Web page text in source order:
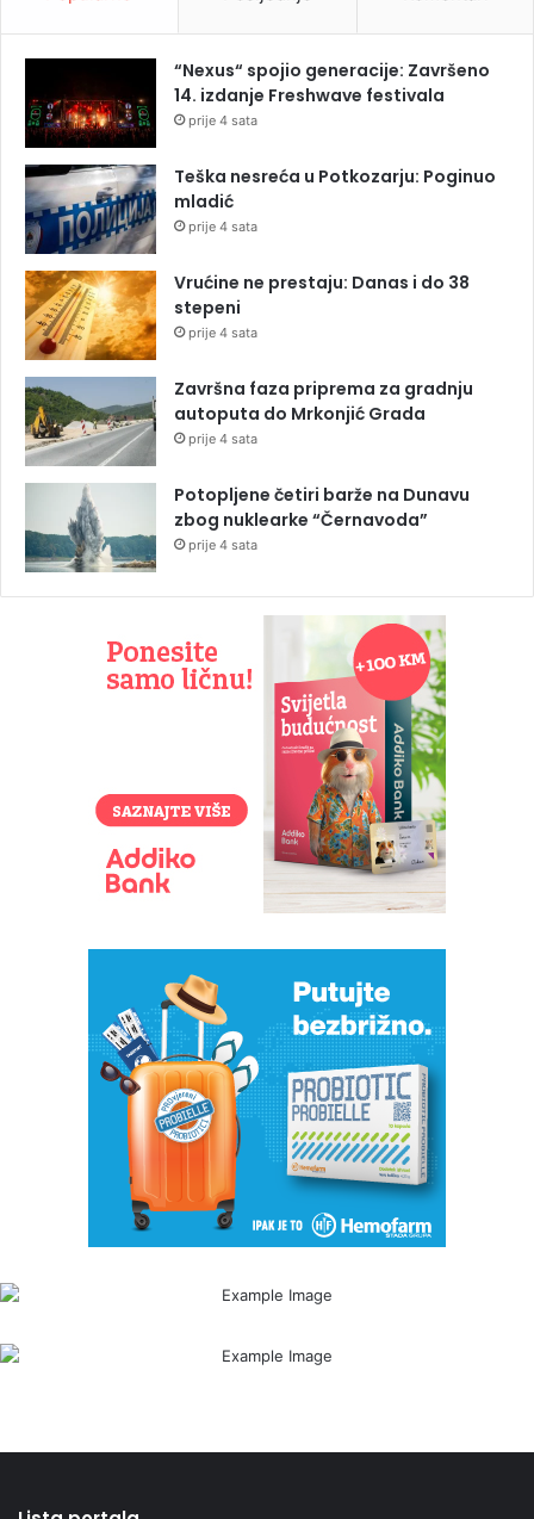
“Nexus“ spojio generacije: Završeno
14. izdanje Freshwave festivala
prije 4 sata
Teška nesreća u Potkozarju: Poginuo
mladić
prije 4 sata
Vrućine ne prestaju: Danas i do 38
stepeni
prije 4 sata
Završna faza priprema za gradnju
autoputa do Mrkonjić Grada
prije 4 sata
Potopljene četiri barže na Dunavu
zbog nuklearke “Černavoda”
prije 4 sata